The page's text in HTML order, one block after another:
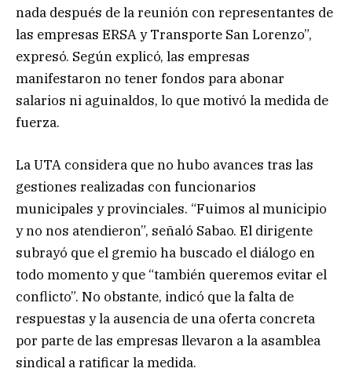
nada después de la reunión con representantes de
las empresas ERSA y Transporte San Lorenzo”,
expresó. Según explicó, las empresas
manifestaron no tener fondos para abonar
salarios ni aguinaldos, lo que motivó la medida de
fuerza.
La UTA considera que no hubo avances tras las
gestiones realizadas con funcionarios
municipales y provinciales. “Fuimos al municipio
y no nos atendieron”, señaló Sabao. El dirigente
subrayó que el gremio ha buscado el diálogo en
todo momento y que “también queremos evitar el
conflicto”. No obstante, indicó que la falta de
respuestas y la ausencia de una oferta concreta
por parte de las empresas llevaron a la asamblea
sindical a ratificar la medida.